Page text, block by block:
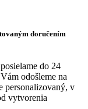
doručením
do 24
odošleme na
personalizovaný, v
vytvorenia